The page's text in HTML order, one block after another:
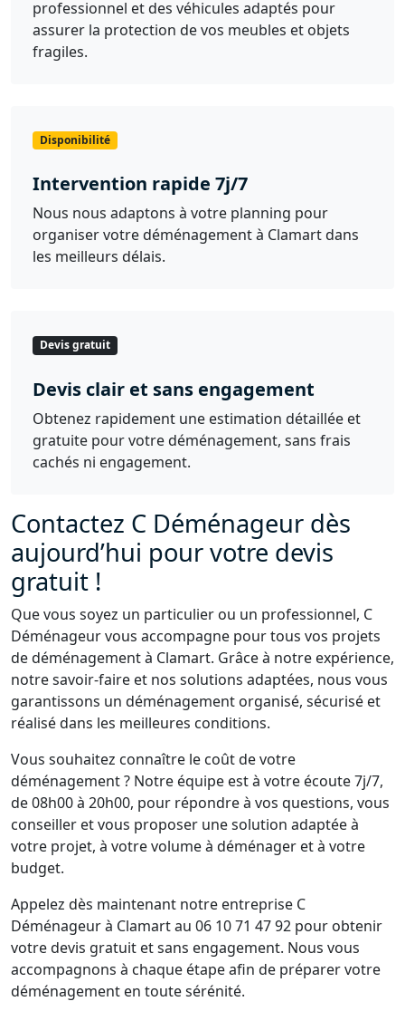
professionnel et des véhicules adaptés pour
assurer la protection de vos meubles et objets
fragiles.
Disponibilité
Intervention rapide 7j/7
Nous nous adaptons à votre planning pour
organiser votre déménagement à Clamart dans
les meilleurs délais.
Devis gratuit
Devis clair et sans engagement
Obtenez rapidement une estimation détaillée et
gratuite pour votre déménagement, sans frais
cachés ni engagement.
Contactez C Déménageur dès
aujourd’hui pour votre devis
gratuit !
Que vous soyez un particulier ou un professionnel, C
Déménageur vous accompagne pour tous vos projets
de déménagement à Clamart. Grâce à notre expérience,
notre savoir-faire et nos solutions adaptées, nous vous
garantissons un déménagement organisé, sécurisé et
réalisé dans les meilleures conditions.
Vous souhaitez connaître le coût de votre
déménagement ? Notre équipe est à votre écoute 7j/7,
de 08h00 à 20h00, pour répondre à vos questions, vous
conseiller et vous proposer une solution adaptée à
votre projet, à votre volume à déménager et à votre
budget.
Appelez dès maintenant notre entreprise C
Déménageur à Clamart au 06 10 71 47 92 pour obtenir
votre devis gratuit et sans engagement. Nous vous
accompagnons à chaque étape afin de préparer votre
déménagement en toute sérénité.